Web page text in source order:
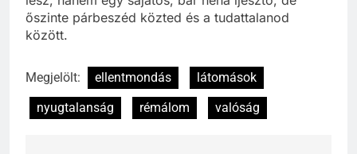
lesz, hanem egy sajátos, bár néha ijesztő, de
őszinte párbeszéd közted és a tudattalanod
ellentmondás
látomások
nyugtalanság
rémálom valóság